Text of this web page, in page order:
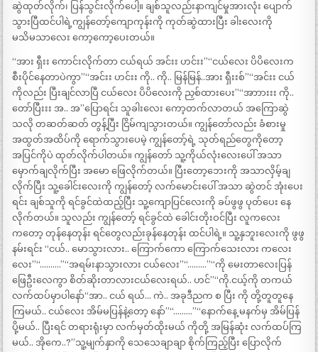
ဆွဲထုတ်လိုက်၊ ပြန်သွင်းလိုက်ပေါ့။ ချစ်သူလည်းနာကျင်မှုအားလုံး ပျောက်
သွားပြီထင်ပါရဲ့ကျွန်တော့်ကျောကုန်းကို ကုတ်ဆွဲထားပြီး ခါးလေးကို
မသိမသာလေး ကော့ကော့ပေးတယ်။
“အား ရှီးး ကောင်းလိုက်တာ ငယ်ရယ် အင်းး ဟင်းး”“ငယ်လေး ပိပိလေးက
စီးပိုင်နေတာပဲကွာ”“အင်းး ဟင်းး ကို.. ကို.. မြန်မြန်..အား ရှီးးစ်”“အင်းး ငယ်
ကိုလည်း ပြီးချင်လာပြီ ငယ်လေး ပိပိလေးကို ညှစ်ထားပေး”“အာာားးး ကို..
တော်ပြီးးး အ.. အ”ပြောရင်း သူခါးလေး ကော့တက်လာတယ် အကြောဆွဲ
သလို တဆတ်ဆတ် တွန့်ပြီး ငြိမ်ကျသွားတယ်။ ကျွန်တော်လည်း ခံစားမှု
အထွတ်အထိပ်ကို ရောက်သွားပေမဲ့ ကျွန်တော့်ရဲ့ သုတ်ရည်တွေကိုတော့
အပြင်ကိုပဲ ထုတ်လိုက်ပါတယ်။ ကျွန်တော် သူ့ကိုယ်လုံးလေးပေါ် အသာ
မှောက်ချလိုက်ပြီး အမော ဖြေလိုက်တယ်။ ပြီးတော့ဘေးကို အသာလှိမ့်ချ
လိုက်ပြီး သူ့ခေါင်းလေးကို ကျွန်တော့် လက်မောင်းပေါ် အသာ ဆွဲတင် အုံးပေး
ရင်း ချစ်သူကို ရင်ခွင်ထဲထည့်ပြီး သူ့ကျောပြင်လေးကို ခပ်ဖွဖွ ပုတ်ပေး နေ
လိုက်တယ်။ သူလည်း ကျွန်တော့် ရင်ခွင်ထဲ ခေါင်းတိုးဝင်ပြီး လူကလေး
ကတော့ တုန်နေတုန်း ရင်တွေလည်းခုန်နေတုန်း ထင်ပါရဲ့။ သူ့နှဘူးလေးကို ဖွဖွ
နမ်းရင်း “ငယ်.. မောသွားလား.. ကြောက်ကော ကြောက်သေးလား ကလေး
လေး”“……….”“အရမ်းနာသွားလား ငယ်လေး”“………”“ကို မေးတာလေးပြန်
ဖြေဦးလေကွာ စိတ်ဆိုးတာလားငယ်လေးရယ်.. ဟင်”“ကို.ငယ့်ကို တကယ်
လက်ထပ်မှာပါနော်“အာ.. ငယ် ရယ်… ကဲ.. အခုဒီညက စ ပြီး ကို တို့တူတူနေ
ကြမယ်.. ငယ်လေး အိမ်မပြန်နဲ့တော့ နော်”“………”“နောက်နေ့ မနက်မှ အိမ်ပြန်
ပို့မယ်.. ပြီးရင် တရားရုံးမှာ လက်မှတ်ထိုးမယ် ကိုတို့ အမြန်ဆုံး လက်ထပ်ကြ
မယ်.. အိုကေ..?”သူ့မျက်နှာကို သေသေချာချာ စိုက်ကြည့်ပြီး ပြောလိုက်